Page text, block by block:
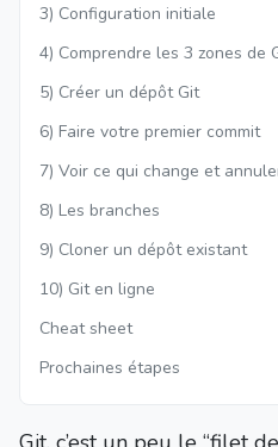
3) Configuration initiale
4) Comprendre les 3 zones de
5) Créer un dépôt Git
6) Faire votre premier commit
7) Voir ce qui change et
8) Les branches
9) Cloner un dépôt existant
10) Git en ligne
Cheat sheet
Prochaines étapes